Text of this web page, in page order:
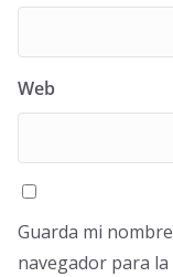
Web
Guarda mi
navegador para